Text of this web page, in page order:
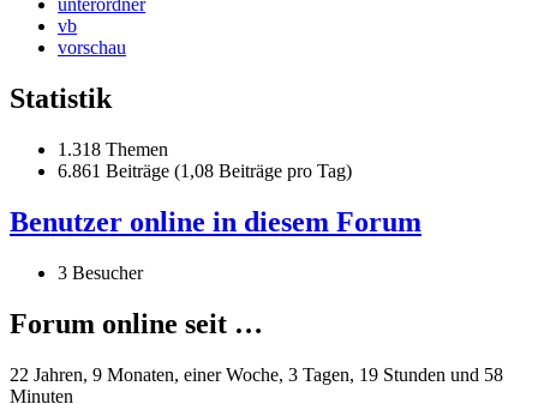
unterordner
vb
vorschau
Statistik
1.318 Themen
6.861 Beiträge (1,08 Beiträge pro Tag)
Benutzer online in diesem Forum
3 Besucher
Forum online seit …
22 Jahren, 9 Monaten, einer Woche, 3 Tagen, 19 Stunden und 58
Minuten